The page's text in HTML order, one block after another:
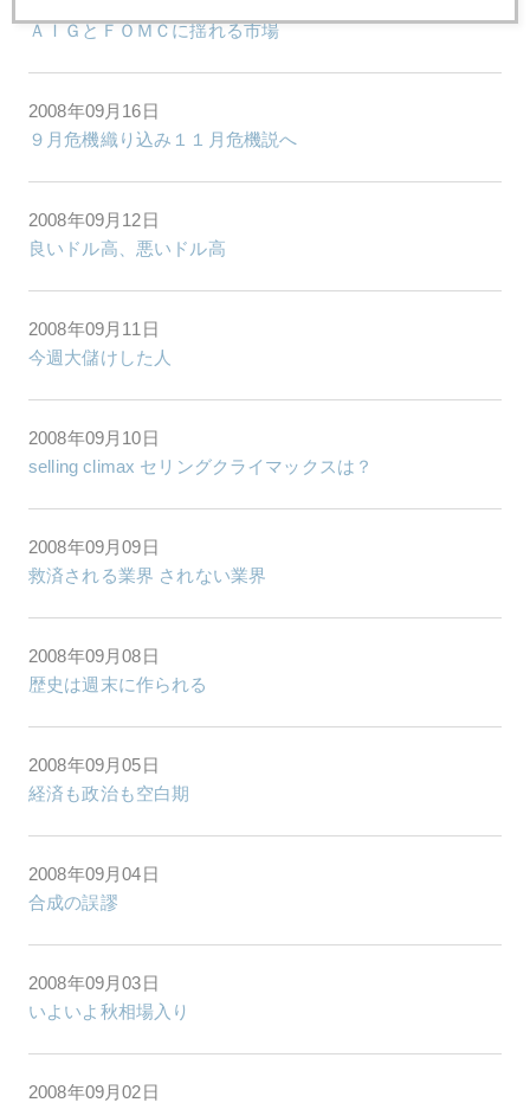
ＡＩＧとＦＯＭＣに揺れる市場
2008年09月16日
９月危機織り込み１１月危機説へ
2008年09月12日
良いドル高、悪いドル高
2008年09月11日
今週大儲けした人
2008年09月10日
selling climax セリングクライマックスは？
2008年09月09日
救済される業界 されない業界
2008年09月08日
歴史は週末に作られる
2008年09月05日
経済も政治も空白期
2008年09月04日
合成の誤謬
2008年09月03日
いよいよ秋相場入り
2008年09月02日